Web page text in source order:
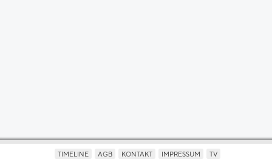
TIMELINE AGB KONTAKT IMPRESSUM TV